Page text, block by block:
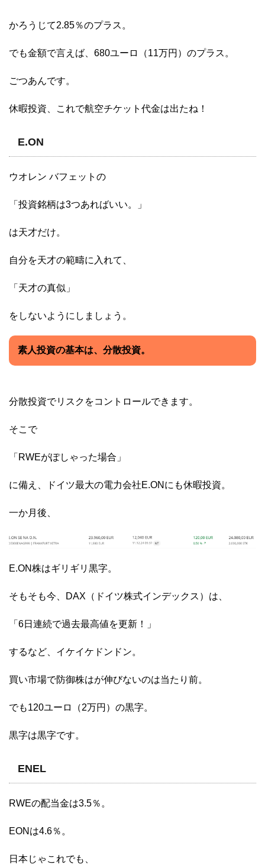
かろうじて2.85％のプラス。
でも金額で言えば、680ユーロ（11万円）のプラス。
ごつあんです。
休暇投資、これで航空チケット代金は出たね！
E.ON
ウオレン バフェットの
「投資銘柄は3つあればいい。」
は天才だけ。
自分を天才の範疇に入れて、
「天才の真似」
をしないようにしましょう。
素人投資の基本は、分散投資。
分散投資でリスクをコントロールできます。
そこで
「RWEがぽしゃった場合」
に備え、ドイツ最大の電力会社E.ONにも休暇投資。
一か月後、
E.ON株はギリギリ黒字。
そもそも今、DAX（ドイツ株式インデックス）は、
「6日連続で過去最高値を更新！」
するなど、イケイケドンドン。
買い市場で防御株はが伸びないのは当たり前。
でも120ユーロ（2万円）の黒字。
黒字は黒字です。
ENEL
RWEの配当金は3.5％。
EONは4.6％。
日本じゃこれでも、